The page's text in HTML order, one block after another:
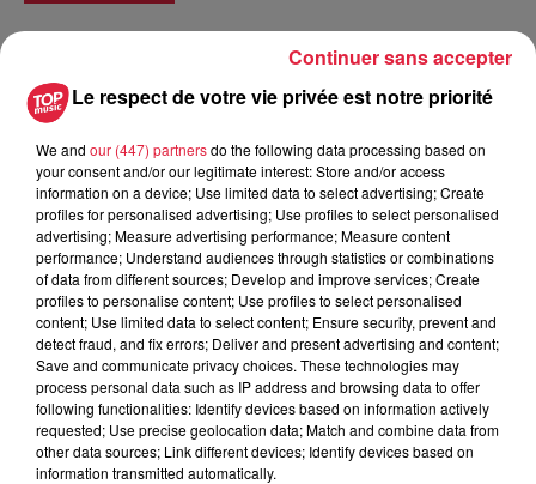
Organisateur
freddyfuhro68@gmail.com
Tarif Gratuit
httpsfacebook.comeventss45mn-with-freddy-fuhro-
live1436884549825575ticl
Le respect de votre vie privée est notre priorité
We and our (447) partnersdo the following data processing based on
your consent and/or our legitimate interest: Store and/or access
information on a device; Use limited data to select advertising; Create
profiles for personalised advertising; Use profiles to select personalised
advertising; Measure advertising performance; Measure content
performance; Understand audiences through statistics or combinations
of data from different sources; Develop and improve services; Create
profiles to personalise content; Use profiles to select personalised
content; Use limited data to select content; Ensure security, prevent and
detect fraud, and fix errors; Deliver and present advertising and content;
Save and communicate privacy choices. These technologies may
process personal data such as IP address and browsing data to offer
following functionalities: Identify devices based on information actively
requested; Use precise geolocation data; Match and combine data from
other data sources; Link different devices; Identify devices based on
information transmitted automatically.
Continuer sans accepter